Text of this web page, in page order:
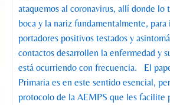
ataquemos al coronavirus, allí donde lo
boca y la nariz fundamentalmente,
portadores positivos testados y
contactos desarrollen la enfermedad y
está ocurriendo con frecuencia. El
Primaria es en este sentido esencial,
protocolo de la AEMPS que les facilite